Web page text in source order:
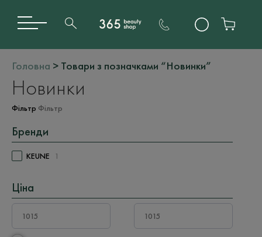
Головна > Товари з позначками “Новинки”
Новинки
Фільтр Фільтр
Бренди
KEUNE 1
Ціна